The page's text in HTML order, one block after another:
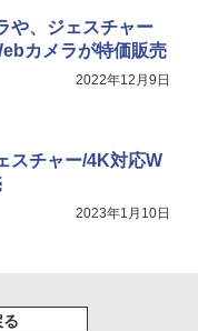
や、ジェスチャー
カメラが特価販売
2022年12月9日
スチャー/4K対応W
2023年1月10日
る